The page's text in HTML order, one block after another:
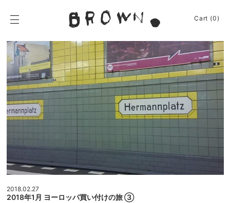
content
BROWN.
News
Event
Cart (0)
2018.02.27
2018年1月 ヨーロッパ買い付けの旅 ③